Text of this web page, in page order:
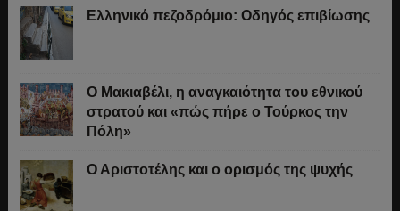
Ελληνικό πεζοδρόμιο: Οδηγός επιβίωσης
Ο Μακιαβέλι, η αναγκαιότητα του εθνικού
στρατού και «πώς πήρε ο Τούρκος την
Πόλη»
Ο Αριστοτέλης και ο ορισμός της ψυχής